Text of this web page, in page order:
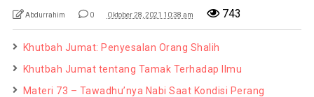
Abdurrahim 0 Oktober 28, 2021 10:38 am 743
Khutbah Jumat: Penyesalan Orang Shalih
Khutbah Jumat tentang Tamak Terhadap Ilmu
Materi 73 – Tawadhu’nya Nabi Saat Kondisi Perang